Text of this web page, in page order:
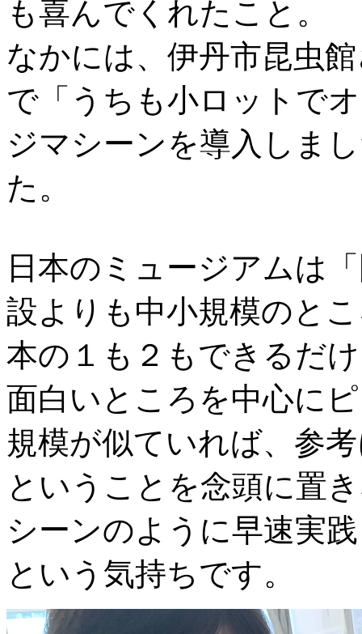
も喜んでくれたこと。
なかには、伊丹市昆虫
で「うちも小ロットで
ジマシーンを導入しま
た。
日本のミュージアムは
設よりも中小規模のと
本の１も２もできるだ
面白いところを中心に
規模が似ていれば、参
ということを念頭に置
シーンのように早速実
という気持ちです。